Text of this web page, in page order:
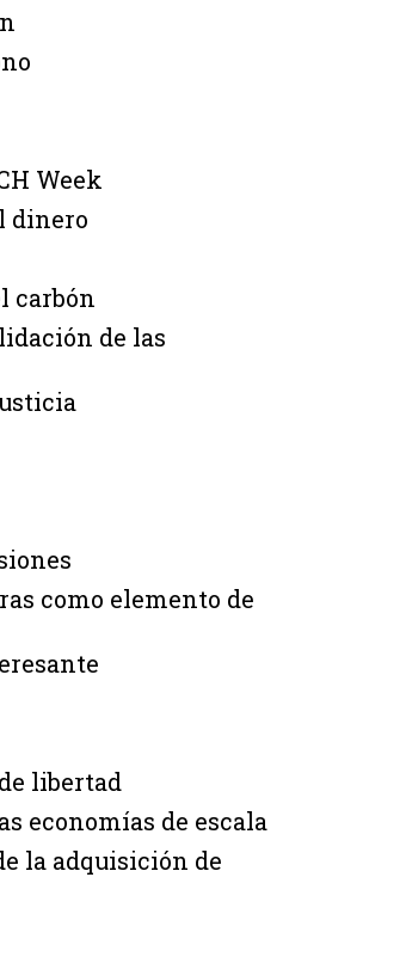
Week
dinero
carbón
de las
como elemento de
libertad
economías de escala
la adquisición de